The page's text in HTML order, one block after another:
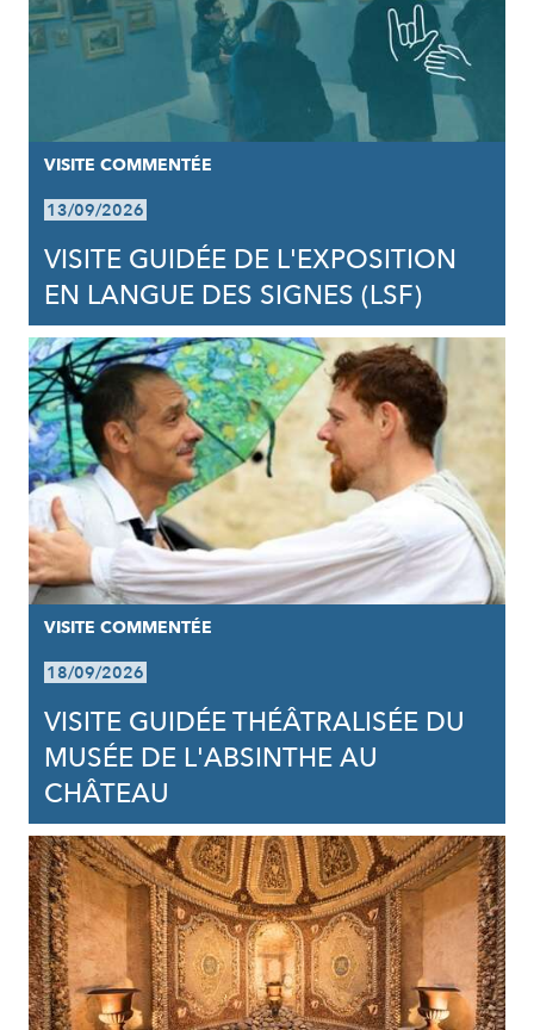
VISITE COMMENTÉE
13/09/2026
VISITE GUIDÉE DE L'EXPOSITION
EN LANGUE DES SIGNES (LSF)
VISITE COMMENTÉE
18/09/2026
VISITE GUIDÉE THÉÂTRALISÉE DU
MUSÉE DE L'ABSINTHE AU
CHÂTEAU